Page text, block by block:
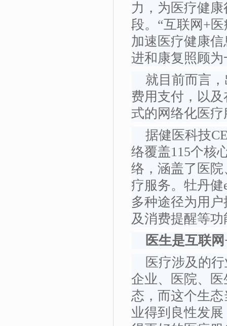
力，为医疗健
段。“互联网+
加速医疗健康
进和康复照顾
就目前而言，
费用支付，以
式的网络化医
据健医科技
络覆盖115个核
络，涵盖了医
疗服务。牡丹
多种途径为用
及消费提醒等功
医生是互联
医疗涉及的行
企业、医院、
态，而这个生
业得到良性发